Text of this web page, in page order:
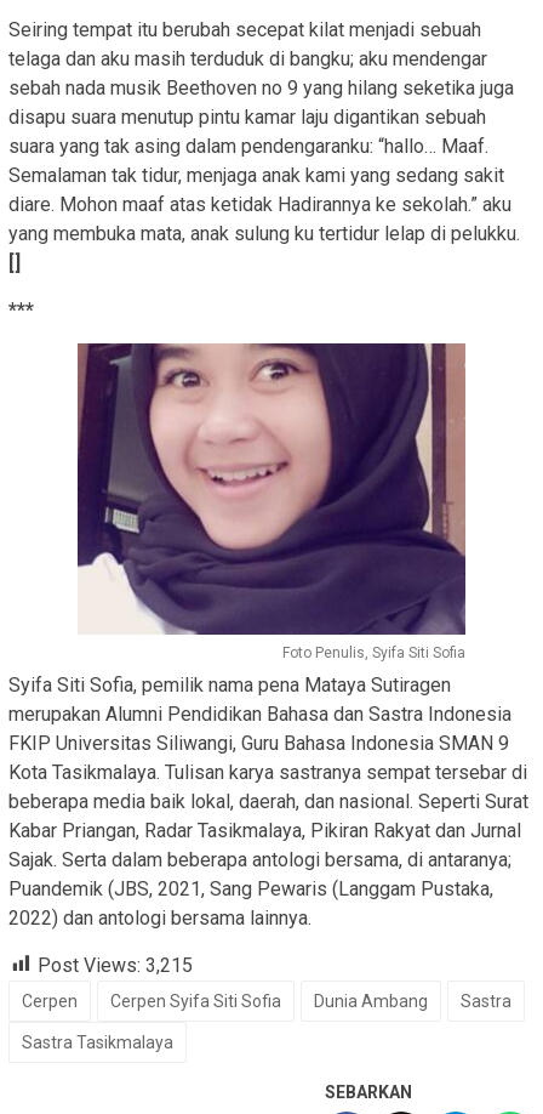
Seiring tempat itu berubah secepat kilat menjadi sebuah
telaga dan aku masih terduduk di bangku; aku mendengar
sebah nada musik Beethoven no 9 yang hilang seketika juga
disapu suara menutup pintu kamar laju digantikan sebuah
suara yang tak asing dalam pendengaranku: “hallo… Maaf.
Semalaman tak tidur, menjaga anak kami yang sedang sakit
diare. Mohon maaf atas ketidak Hadirannya ke sekolah.” aku
yang membuka mata, anak sulung ku tertidur lelap di pelukku.
[]
***
Foto Penulis, Syifa Siti Sofia
Syifa Siti Sofia, pemilik nama pena Mataya Sutiragen
merupakan Alumni Pendidikan Bahasa dan Sastra Indonesia
FKIP Universitas Siliwangi, Guru Bahasa Indonesia SMAN 9
Kota Tasikmalaya. Tulisan karya sastranya sempat tersebar di
beberapa media baik lokal, daerah, dan nasional. Seperti Surat
Kabar Priangan, Radar Tasikmalaya, Pikiran Rakyat dan Jurnal
Sajak. Serta dalam beberapa antologi bersama, di antaranya;
Puandemik (JBS, 2021, Sang Pewaris (Langgam Pustaka,
2022) dan antologi bersama lainnya.
Post Views: 3,215
Cerpen Cerpen Syifa Siti Sofia Dunia Ambang Sastra
Sastra Tasikmalaya
SEBARKAN